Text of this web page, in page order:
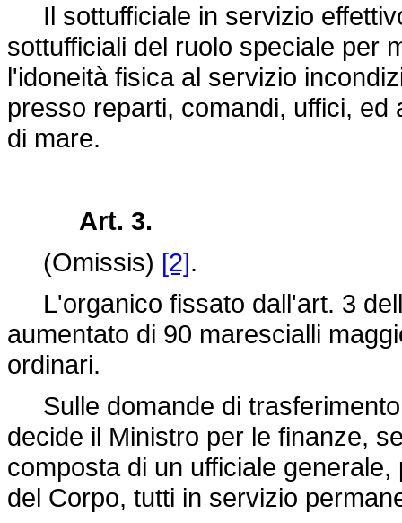
Il sottufficiale in servizio
sottufficiali del ruolo speciale per
l'idoneità fisica al servizio
presso reparti, comandi, uffici,
di mare.
Art. 3.
(Omissis) [2].
L'organico fissato dall'art. 3
aumentato di 90 marescialli
ordinari.
Sulle domande di
decide il Ministro per le finanze,
composta di un ufficiale
del Corpo, tutti in servizio